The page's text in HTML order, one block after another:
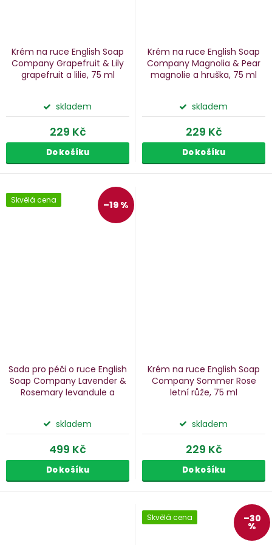
Krém na ruce English Soap
Company Grapefruit & Lily
grapefruit a lilie, 75 ml
skladem
229 Kč
Do košíku
Krém na ruce English Soap
Company Magnolia & Pear
magnolie a hruška, 75 ml
skladem
229 Kč
Do košíku
Skvělá cena –19 %
Sada pro péči o ruce English
Soap Company Lavender &
Rosemary levandule a
rozmarýn, 3 ks
skladem
499 Kč
Do košíku
Krém na ruce English Soap
Company Sommer Rose
letní růže, 75 ml
skladem
229 Kč
Do košíku
Skvělá cena –30
%